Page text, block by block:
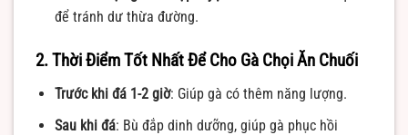
để tránh dư thừa đường.
2. Thời Điểm Tốt Nhất Để Cho Gà Chọi Ăn Chuối
Trước khi đá 1-2 giờ: Giúp gà có thêm năng lượng.
Sau khi đá: Bù đắp dinh dưỡng, giúp gà phục hồi